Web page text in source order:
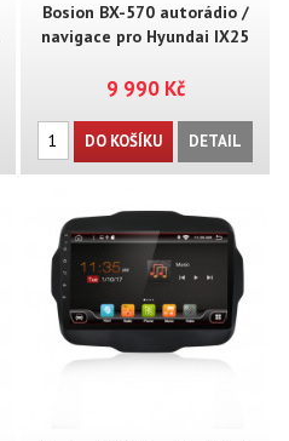
Bosion BX-570 autorádio /
navigace pro Hyundai IX25
9 990 Kč
DO KOŠÍKU DETAIL